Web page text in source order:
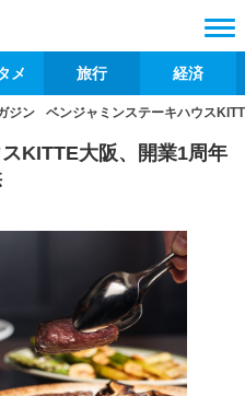
メ 旅行 経済
ジン ベンジャミンステーキハウス
KITTE大阪、開業1周年